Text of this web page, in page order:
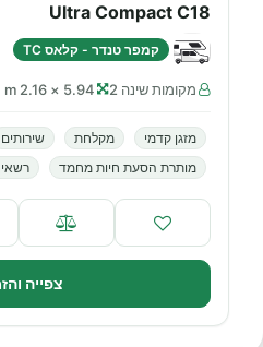
Ultra Compact C18
קמפר טנדר - קלאס TC
מקומות שינה 2 5.94 × 2.16 m
מזגן קדמי מקלחת
שירותים
מותרת הסעת חיות מחמד
צפייה